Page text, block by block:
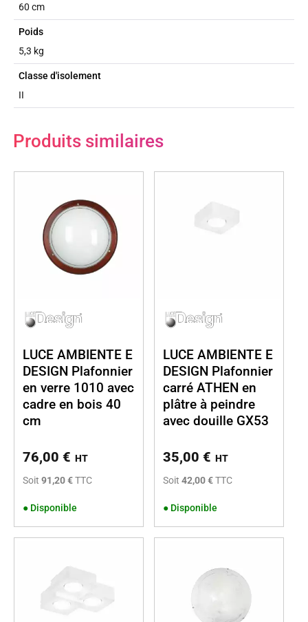
60 cm
Poids
5,3 kg
Classe d'isolement
II
Produits similaires
LUCE AMBIENTE E
DESIGN Plafonnier
en verre 1010 avec
cadre en bois 40
cm
76,00 € HT
Soit 91,20 €TTC
● Disponible
LUCE AMBIENTE E
DESIGN Plafonnier
carré ATHEN en
plâtre à peindre
avec douille GX53
35,00 € HT
Soit 42,00 €TTC
● Disponible